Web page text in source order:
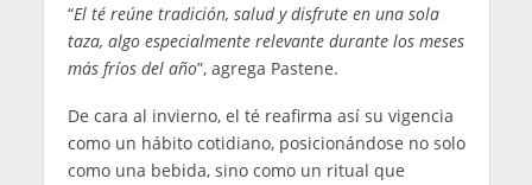
“El té reúne tradición, salud y disfrute en una sola
taza, algo especialmente relevante durante los meses
más fríos del año”, agrega Pastene.
De cara al invierno, el té reafirma así su vigencia
como un hábito cotidiano, posicionándose no solo
como una bebida, sino como un ritual que